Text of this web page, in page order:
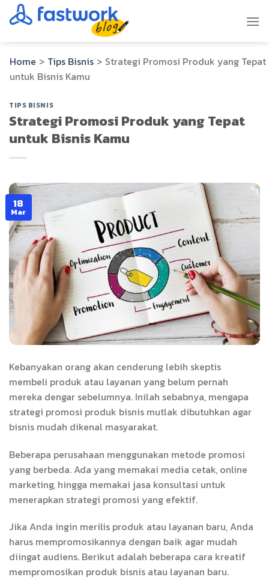
Skip
to
Home > Tips Bisnis > Strategi Promosi Produk yang Tepat
untuk Bisnis Kamu
TIPS BISNIS
Strategi Promosi Produk yang Tepat
untuk Bisnis Kamu
18
Mar
Kebanyakan orang akan cenderung lebih skeptis
membeli produk atau layanan yang belum pernah
mereka dengar sebelumnya. Inilah sebabnya, mengapa
strategi promosi produk bisnis mutlak dibutuhkan agar
bisnis mudah dikenal masyarakat.
Beberapa perusahaan menggunakan metode promosi
yang berbeda. Ada yang memakai media cetak, online
marketing, hingga memakai jasa konsultasi untuk
menerapkan strategi promosi yang efektif.
Jika Anda ingin merilis produk atau layanan baru, Anda
harus mempromosikannya dengan baik agar mudah
diingat audiens. Berikut adalah beberapa cara kreatif
mempromosikan produk bisnis atau layanan baru.